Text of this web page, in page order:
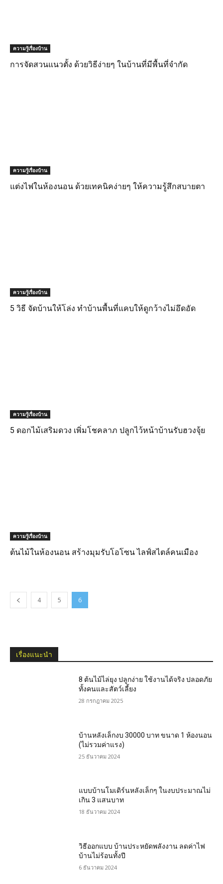
ความรู้เรื่องบ้าน
การจัดสวนแนวตั้ง ด้วยวิธีง่ายๆ ในบ้านที่มีพื้นที่จำกัด
ความรู้เรื่องบ้าน
แต่งไฟในห้องนอน ด้วยเทคนิคง่ายๆ ให้ความรู้สึกสบายตา
ความรู้เรื่องบ้าน
5 วิธี จัดบ้านให้โล่ง ทำบ้านพื้นที่แคบให้ดูกว้างไม่อึดอัด
ความรู้เรื่องบ้าน
5 ดอกไม้เสริมดวง เพิ่มโชคลาภ ปลูกไว้หน้าบ้านรับฮวงจุ้ย
ความรู้เรื่องบ้าน
ต้นไม้ในห้องนอน สร้างมุมรับโอโซน ไลฟ์สไตล์คนเมือง
4 5 6
เรื่องแนะนำ
8 ต้นไม้ไล่ยุง ปลูกง่าย ใช้งานได้จริง ปลอดภัย
ทั้งคนและสัตว์เลี้ยง
28 กรกฎาคม 2025
บ้านหลังเล็กงบ 30000 บาท ขนาด 1 ห้องนอน
(ไม่รวมค่าแรง)
25 ธันวาคม 2024
แบบบ้านโมเดิร์นหลังเล็กๆ ในงบประมาณไม่
เกิน 3 แสนบาท
18 ธันวาคม 2024
วิธีออกแบบ บ้านประหยัดพลังงาน ลดค่าไฟ
บ้านไม่ร้อนทั้งปี
6 ธันวาคม 2024